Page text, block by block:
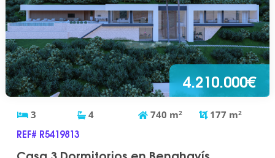
4.210.000€
3 4 740 m2 177 m2
REF# R5419813